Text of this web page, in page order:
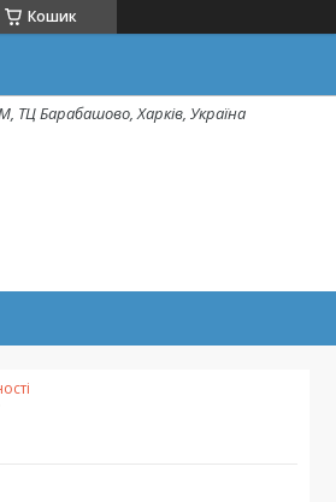
Кошик
ТЦ Барабашово, Харків, Україна